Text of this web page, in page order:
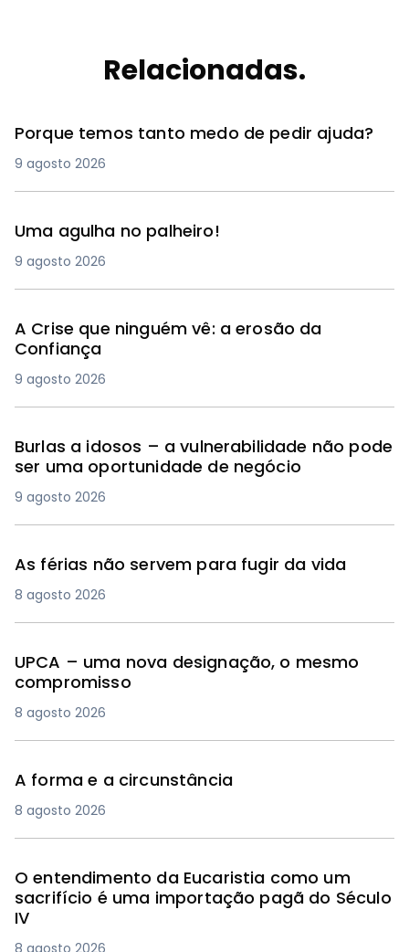
Relacionadas.
Porque temos tanto medo de pedir ajuda?
9 agosto 2026
Uma agulha no palheiro!
9 agosto 2026
A Crise que ninguém vê: a erosão da
Confiança
9 agosto 2026
Burlas a idosos – a vulnerabilidade não pode
ser uma oportunidade de negócio
9 agosto 2026
As férias não servem para fugir da vida
8 agosto 2026
UPCA – uma nova designação, o mesmo
compromisso
8 agosto 2026
A forma e a circunstância
8 agosto 2026
O entendimento da Eucaristia como um
sacrifício é uma importação pagã do Século
IV
8 agosto 2026